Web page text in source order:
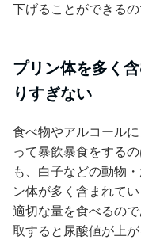
下げることができるの
プリン体を多く
りすぎない
食べ物やアルコール
って暴飲暴食をする
も、白子などの動物
ン体が多く含まれてい
適切な量を食べるの
取すると尿酸値が上